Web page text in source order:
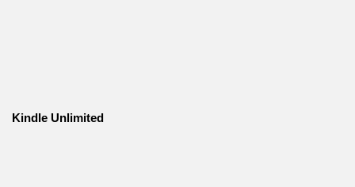
Kindle Unlimited